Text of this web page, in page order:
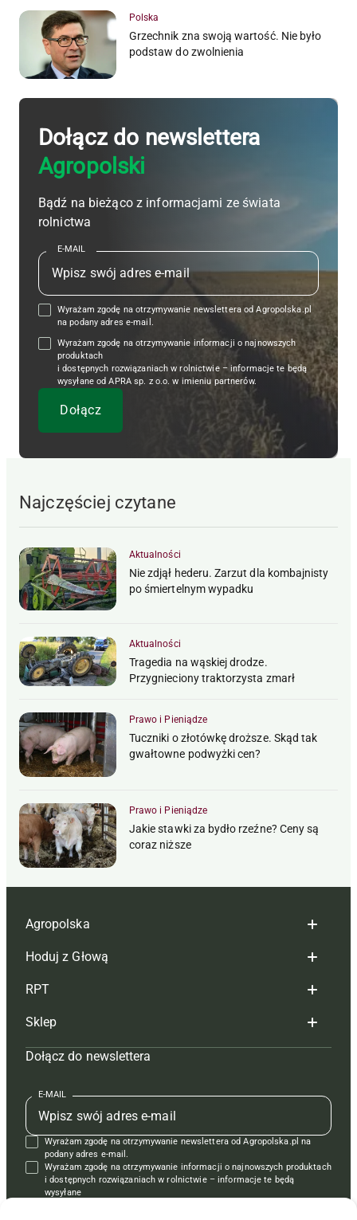
Polska
Grzechnik zna swoją wartość. Nie było
podstaw do zwolnienia
Dołącz do newslettera
Agropolski
Bądź na bieżąco z informacjami ze świata
rolnictwa
E-MAIL
Wyrażam zgodę na otrzymywanie newslettera od Agropolska.pl
na podany adres e-mail.
Wyrażam zgodę na otrzymywanie informacji o najnowszych
produktach
i dostępnych rozwiązaniach w rolnictwie – informacje te będą
wysyłane od APRA sp. z o.o. w imieniu partnerów.
Najczęściej czytane
Aktualności
Nie zdjął hederu. Zarzut dla kombajnisty
po śmiertelnym wypadku
Aktualności
Tragedia na wąskiej drodze.
Przygnieciony traktorzysta zmarł
Prawo i Pieniądze
Tuczniki o złotówkę droższe. Skąd tak
gwałtowne podwyżki cen?
Prawo i Pieniądze
Jakie stawki za bydło rzeźne? Ceny są
coraz niższe
Agropolska
Redakcja
Reklama
Tagi
Mapa serwisu
Kontakt
Regulamin
Polityka prywatności
Hoduj z Głową
Hoduj z głową bydło
Hoduj z głową świnie
Prenumerata
Redakcja
Kontakt
Reklama
RPT
Redakcja
Prenumerata
Reklama
Kontakt
Krzyżówki
Sklep
Czasopisma i prenumerata
Książki
Regulamin
Dołącz do newslettera
E-MAIL
Wyrażam zgodę na otrzymywanie newslettera od Agropolska.pl na
podany adres e-mail.
Wyrażam zgodę na otrzymywanie informacji o najnowszych produktach
i dostępnych rozwiązaniach w rolnictwie – informacje te będą
wysyłane